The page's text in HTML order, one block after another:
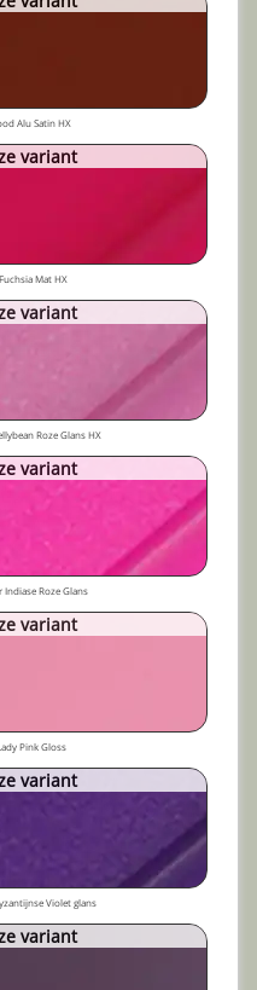
Alu Satin HX
variant
Mat HX
variant
Roze Glans HX
variant
Roze Glans
variant
Pink Gloss
variant
Violet glans
variant